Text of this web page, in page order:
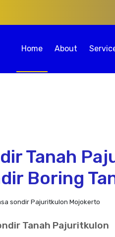
Home About
Tanah
Boring
sondir Pajuritkulon Mojokerto
Tanah Pajuritkulon